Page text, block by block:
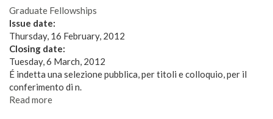
di
tecnologie
per
l'apprendimento
Graduate Fellowships
Issue date:
Thursday, 16 February, 2012
Closing date:
Tuesday, 6 March, 2012
É indetta una selezione pubblica, per titoli e colloquio, per il
conferimento di n.
Read more